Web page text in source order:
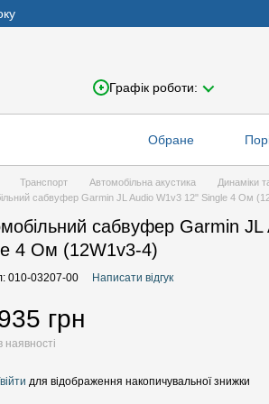
Графік роботи:
Обране
Транспорт Автомобільна акустика
Динаміки
сабвуфер Garmin JL Audio W1v3 12" Single 4 Ом
сабвуфер Garmin
4 Ом (12W1v3-4)
010-03207-00 Написати відгук
грн
наявності
для відображення накопичувальної знижки